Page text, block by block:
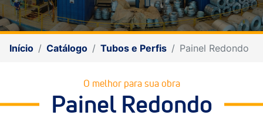
Início Catálogo Tubos e Perfis Painel Redondo
O melhor para sua obra
Painel Redondo